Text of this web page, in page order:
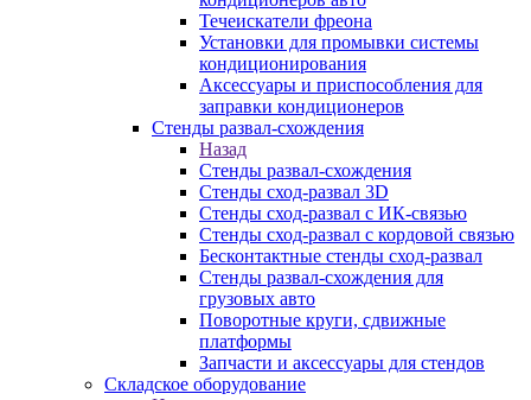
Течеискатели фреона
Установки для промывки системы
кондиционирования
Аксессуары и приспособления для
заправки кондиционеров
Стенды развал-схождения
Назад
Стенды развал-схождения
Стенды сход-развал 3D
Стенды сход-развал с ИК-связью
Стенды сход-развал с кордовой связью
Бесконтактные стенды сход-развал
Стенды развал-схождения для
грузовых авто
Поворотные круги, сдвижные
платформы
Запчасти и аксессуары для стендов
Складское оборудование